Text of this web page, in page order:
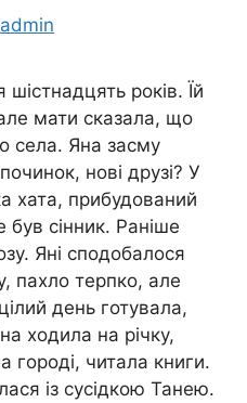
admin
шістнадцять років. Їй
мати сказала, що
села. Яна засму
нові друзі? У
хата, прибудований
був сінник. Раніше
Яні сподобалося
пахло терпко, але
день готувала,
ходила на річку,
городі, читала книги.
із сусідкою Танею.